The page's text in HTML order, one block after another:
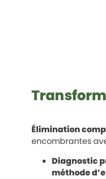
Élimination
encombrantes
Diagnostic
méthode